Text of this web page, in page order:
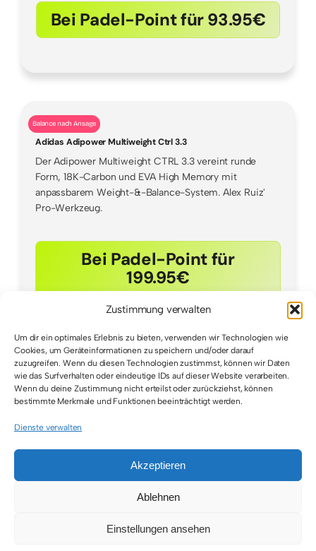
Zustimmung verwalten
Um dir ein optimales Erlebnis zu bieten, verwenden wir Technologien wie
Cookies, um Geräteinformationen zu speichern und/oder darauf
zuzugreifen. Wenn du diesen Technologien zustimmst, können wir Daten
wie das Surfverhalten oder eindeutige IDs auf dieser Website verarbeiten.
Wenn du deine Zustimmung nicht erteilst oder zurückziehst, können
bestimmte Merkmale und Funktionen beeinträchtigt werden.
Dienste verwalten
Akzeptieren
Ablehnen
Einstellungen ansehen
Bei Padel-Point für 93.95€
Balance nach Ansage
Adidas Adipower Multiweight Ctrl 3.3
Der Adipower Multiweight CTRL 3.3 vereint runde
Form, 18K-Carbon und EVA High Memory mit
anpassbarem Weight-&-Balance-System. Alex Ruiz'
Pro-Werkzeug.
Bei Padel-Point für
199.95€